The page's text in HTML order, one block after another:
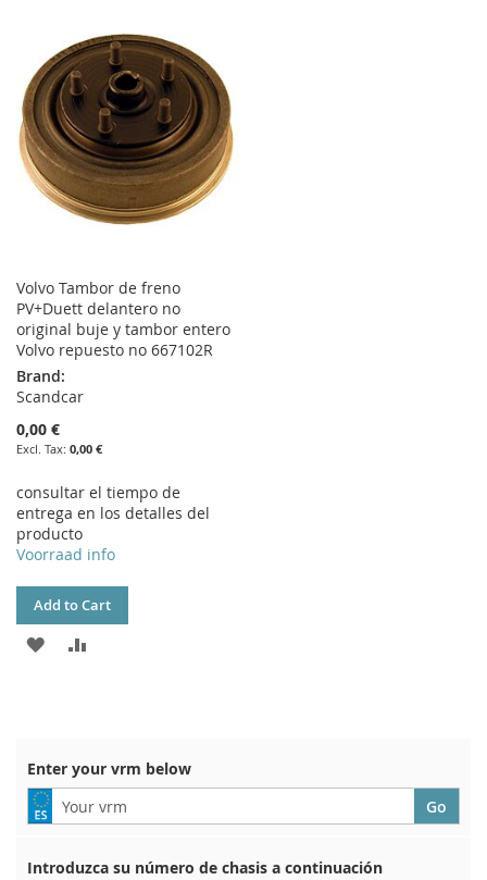
WISH
LIST
COMPARE
Volvo Tambor de freno
PV+Duett delantero no
original buje y tambor entero
Volvo repuesto no 667102R
Brand:
Scandcar
0,00 €
0,00 €
consultar el tiempo de
entrega en los detalles del
producto
Voorraad info
Add to Cart
ADD
Enter your vrm below
Introduzca su número de chasis a continuación